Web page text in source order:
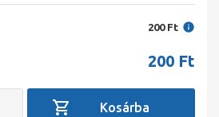
200 Ft
200 Ft